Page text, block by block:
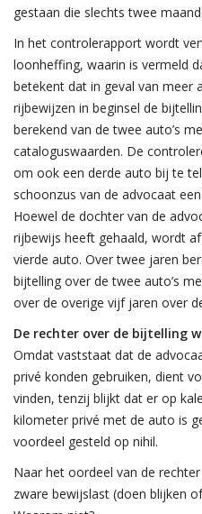
gestaan die slechts twee
In het controlerapport wordt
loonheffing, waarin is vermeld
betekent dat in geval van meer
rijbewijzen in beginsel de
berekend van de twee auto’s
cataloguswaarden. De
om ook een derde auto bij te
schoonzus van de advocaat
Hoewel de dochter van de
rijbewijs heeft gehaald, wordt
vierde auto. Over twee jaren
bijtelling over de twee auto’s
over de overige vijf jaren over
De rechter over de bijtelling
Omdat vaststaat dat de
privé konden gebruiken, dient
vinden, tenzij blijkt dat er op
kilometer privé met de auto is
voordeel gesteld op nihil.
Naar het oordeel van de
zware bewijslast (doen blijken